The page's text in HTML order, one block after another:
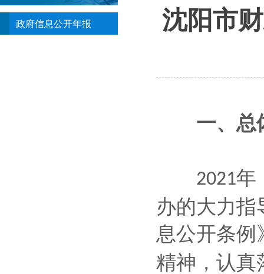
政府信息公开年报 沈阳市
一、总
2021年
办的大力
息公开条例
精神，认真